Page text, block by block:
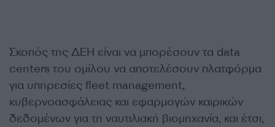
Σκοπός της ΔΕΗ είναι να μπορέσουν τα data
centers του ομίλου να αποτελέσουν πλατφόρμα
για υπηρεσίες fleet management,
κυβερνοασφάλειας και εφαρμογών καιρικών
δεδομένων για τη ναυτιλιακή βιομηχανία, και έτσι,